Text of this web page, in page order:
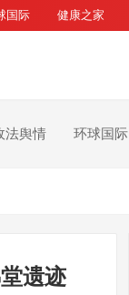
国际 健康之家
法舆情 环球国际
遗迹